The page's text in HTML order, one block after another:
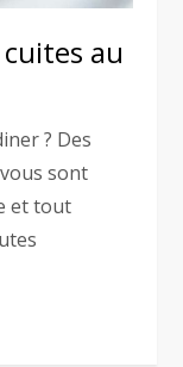
au
? Des
sont
et tout